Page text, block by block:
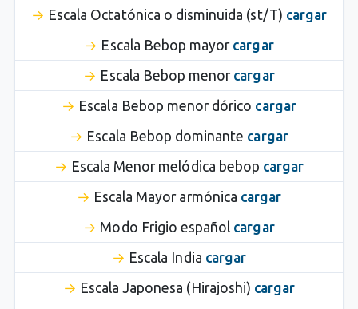
Escala Octatónica o disminuida (st/T) cargar
Escala Bebop mayor cargar
Escala Bebop menor cargar
Escala Bebop menor dórico cargar
Escala Bebop dominante cargar
Escala Menor melódica bebop cargar
Escala Mayor armónica cargar
Modo Frigio español cargar
Escala India cargar
Escala Japonesa (Hirajoshi) cargar